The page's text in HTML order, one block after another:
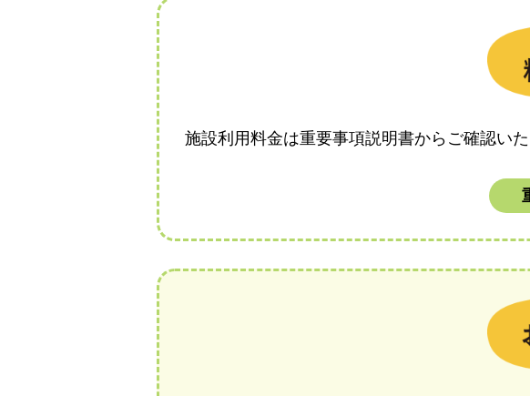
施設利用料金は重要事項説明書からご確認いた